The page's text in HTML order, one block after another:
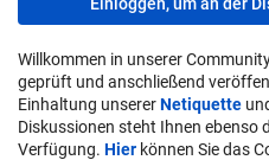
Willkommen in unserer
geprüft und anschließend
Einhaltung unsererNetiquette
Diskussionen steht Ihnen ebenso
Verfügung. Hier können Sie das